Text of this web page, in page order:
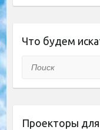
Что будем
Поиск
Проекторы